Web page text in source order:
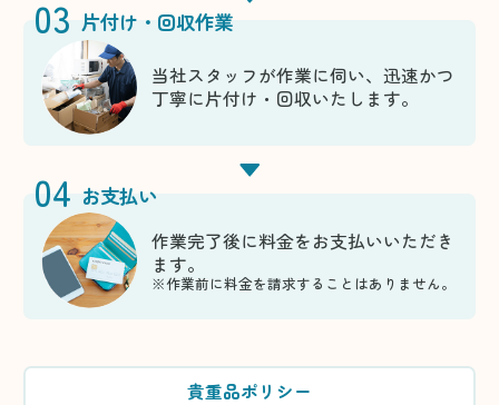
03 片付け・回収作業
当社スタッフが作業に伺い、迅速かつ
丁寧に片付け・回収いたします。
04 お支払い
作業完了後に料金をお支払いいただき
ます。
※作業前に料金を請求することはありません。
貴重品ポリシー